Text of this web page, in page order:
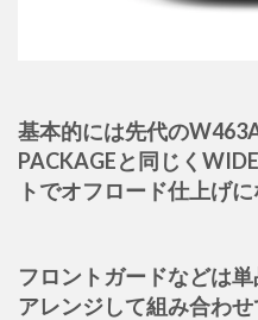
基本的には先代の
PACKAGEと同じく
トでオフロード仕上げに
フロントガードなどは
アレンジして組み合わせ